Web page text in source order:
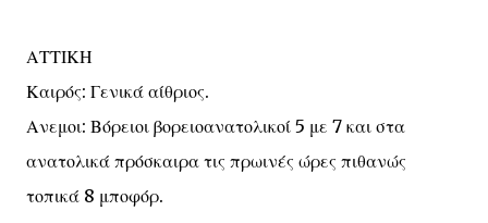
ΑΤΤΙΚΗ
Καιρός: Γενικά αίθριος.
Ανεμοι: Βόρειοι βορειοανατολικοί 5 με 7 και στα
ανατολικά πρόσκαιρα τις πρωινές ώρες πιθανώς
τοπικά 8 μποφόρ.